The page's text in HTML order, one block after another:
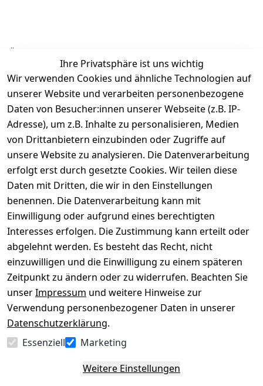
Ähnliche Produkte
Ihre Privatsphäre ist uns wichtig
Wir verwenden Cookies und ähnliche Technologien auf
unserer Website und verarbeiten personenbezogene
Daten von Besucher:innen unserer Webseite (z.B. IP-
Adresse), um z.B. Inhalte zu personalisieren, Medien
von Drittanbietern einzubinden oder Zugriffe auf
unsere Website zu analysieren. Die Datenverarbeitung
erfolgt erst durch gesetzte Cookies. Wir teilen diese
Daten mit Dritten, die wir in den Einstellungen
benennen. Die Datenverarbeitung kann mit
Einwilligung oder aufgrund eines berechtigten
Interesses erfolgen. Die Zustimmung kann erteilt oder
abgelehnt werden. Es besteht das Recht, nicht
einzuwilligen und die Einwilligung zu einem späteren
Zeitpunkt zu ändern oder zu widerrufen. Beachten Sie
unserImpressum und weitere Hinweise zur
Verwendung personenbezogener Daten in unserer
Datenschutzerklärung.
Essenziell
Marketing
Weitere Einstellungen
Rechtliches
AGB
Impressum
Datenschutze
rklärung
Barrierefreihe
itserklärung
Widerrufsrec
ht
Über uns
Kontakt
Registrieren
Kataloge zum
Download
Pflege &
Kundendienst
Kiefermöbel
Hilfe
Wir
versenden
mit
Zahle
bequem per
Vertrag
widerrufen